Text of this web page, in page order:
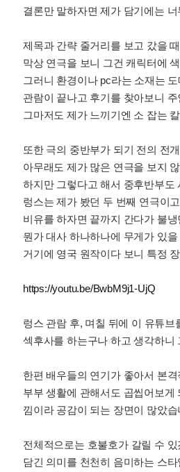
결론만 말하자면 제가 담기에는
제목과 간략 줄거리를 보고 갔을
막상 연극을 보니 그건 캐릭터에
그러니 환경이나 pc라는 소재는
관람이 끝나고 후기를 찾아보니
그마저도 제가 느끼기엔 소 잡는
또한 극의 중반부가 되기 전의 전
아무래도 제가 많은 연극을 보지
하지만 그렇다고 해서 중후반부도
렁스는 제가 봤던 두 번째 연극이
비유를 하자면 끝까지 간다가 불
뭔가 대사 하나하나에 무게가 있
거기에 영국 원작이다 보니 특정
https://youtu.be/BwbM9j1-UjQ
렁스 관람 후, 며칠 뒤에 이 유튜
섹후사를 하는구나 하고 생각하
한편 배우들의 연기가 좋아서 본
부부 생활에 관해서도 곱씹어보
낌이라 공감이 되는 장면이 많았습
전체적으로는 호불호가 갈릴 수
담긴 의미를 천천히 음미하는 스